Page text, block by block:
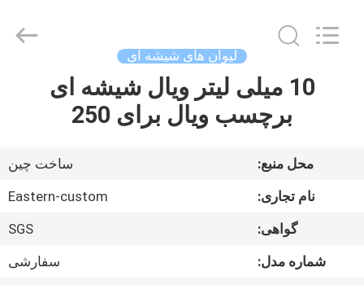
صفحه
محصولات
Industry
لیوان های شیشه ای
10 میلی لیتر ویال شیشه ای
برچسب ویال برای 250
محل منبع:
ساخت چین
نام تجاری:
Eastern-custom
گواهی:
SGS
شماره مدل:
سفارشی